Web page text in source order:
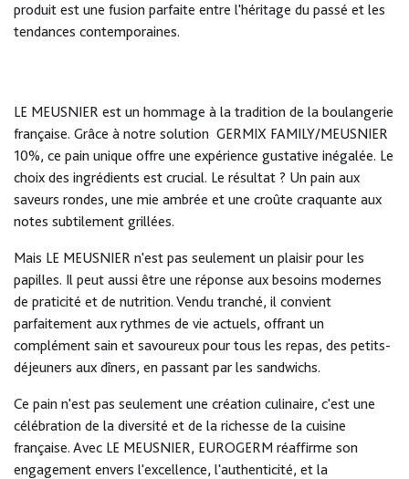
produit est une fusion parfaite entre l'héritage du passé et les
tendances contemporaines.
LE MEUSNIER est un hommage à la tradition de la boulangerie
française. Grâce à notre solution GERMIX FAMILY/MEUSNIER
10%, ce pain unique offre une expérience gustative inégalée. Le
choix des ingrédients est crucial. Le résultat ? Un pain aux
saveurs rondes, une mie ambrée et une croûte craquante aux
notes subtilement grillées.
Mais LE MEUSNIER n'est pas seulement un plaisir pour les
papilles. Il peut aussi être une réponse aux besoins modernes
de praticité et de nutrition. Vendu tranché, il convient
parfaitement aux rythmes de vie actuels, offrant un
complément sain et savoureux pour tous les repas, des petits-
déjeuners aux dîners, en passant par les sandwichs.
Ce pain n'est pas seulement une création culinaire, c'est une
célébration de la diversité et de la richesse de la cuisine
française. Avec LE MEUSNIER, EUROGERM réaffirme son
engagement envers l'excellence, l'authenticité, et la